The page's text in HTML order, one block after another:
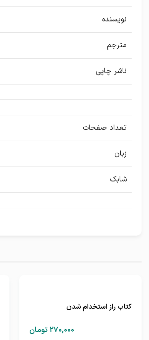
نویسنده
مترجم
ناشر چاپی
تعداد صفحات
زبان
شابک
کتاب راز استخدام شدن
۲۷۰,۰۰۰تومان